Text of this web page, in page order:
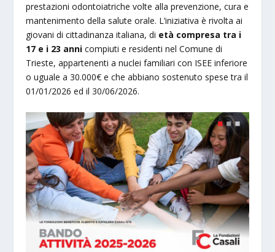
prestazioni odontoiatriche volte alla prevenzione, cura e
mantenimento della salute orale. L’iniziativa è rivolta ai
giovani di cittadinanza italiana, di età compresa tra i
17 e i 23 annicompiuti e residenti nel Comune di
Trieste, appartenenti a nuclei familiari con ISEE inferiore
o uguale a 30.000€ e che abbiano sostenuto spese tra il
01/01/2026 ed il 30/06/2026.